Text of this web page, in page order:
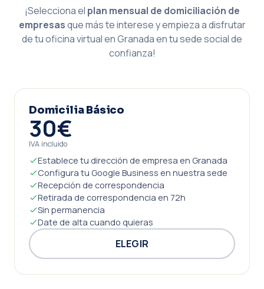
¡Selecciona el plan mensual de domiciliación de
empresasque más te interese y empieza a disfrutar
de tu oficina virtual en Granada en tu sede social de
confianza!
Domicilia Básico
30€
IVA incluido
Establece tu dirección de empresa en Granada
Configura tu Google Business en nuestra sede
Recepción de correspondencia
Retirada de correspondencia en 72h
Sin permanencia
Date de alta cuando quieras
ELEGIR